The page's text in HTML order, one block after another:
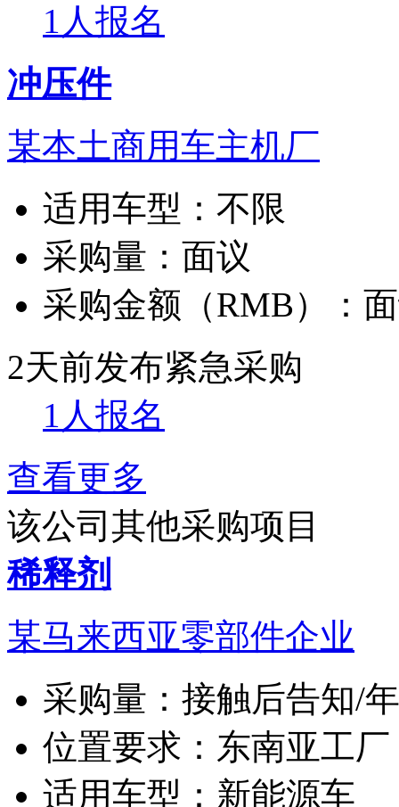
1人报名
冲压件
某本土商用车主机厂
适用车型： 不限
采购量： 面议
采购金额（RMB）：
2天前发布紧急采购
1人报名
查看更多
该公司其他采购项目
稀释剂
某马来西亚零部件企业
采购量： 接触后告知/年
位置要求： 东南亚工
适用车型： 新能源车